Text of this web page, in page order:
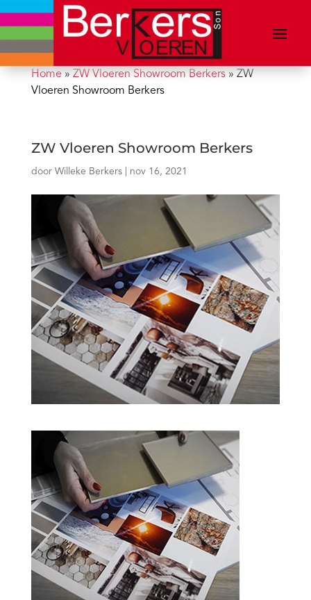
Home» ZW Vloeren Showroom Berkers» ZW
Vloeren Showroom Berkers
ZW Vloeren Showroom Berkers
door Willeke Berkers| nov 16, 2021